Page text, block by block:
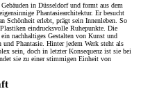
in Düsseldorf und formt aus dem
Phantasiearchitektur. Er besucht
Schönheit erlebt, prägt sein Innenleben. So
eindrucksvolle Ruhepunkte. Die
nachhaltiges Gestalten von Kunst und
Phantasie. Hinter jedem Werk steht als
sein, doch in letzter Konsequenz ist sie bei
sie zu einer stimmigen Einheit von